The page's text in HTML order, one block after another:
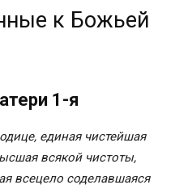
я
я
к Божьей
1-я
единая чистейшая
всякой чистоты,
всецело соделавшаяся